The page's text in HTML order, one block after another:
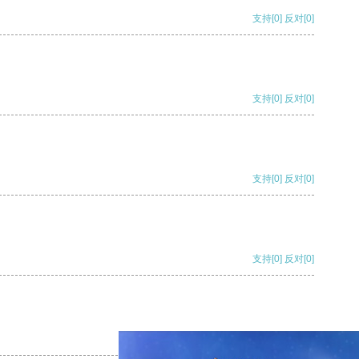
支持[0] 反对[0]
支持[0] 反对[0]
支持[0] 反对[0]
支持[0] 反对[0]